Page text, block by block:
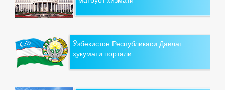
Ўзбекистон Республикаси Давлат
ҳукумати портали